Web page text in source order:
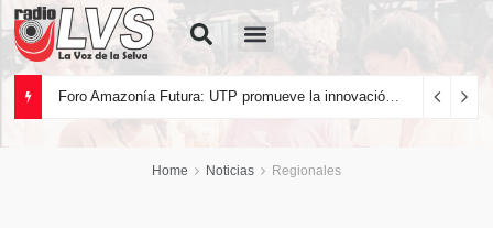
Home Noticias Regionales